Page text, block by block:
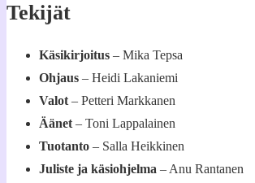
Tekijät
Käsikirjoitus – Mika Tepsa
Ohjaus – Heidi Lakaniemi
Valot – Petteri Markkanen
Äänet – Toni Lappalainen
Tuotanto – Salla Heikkinen
Juliste ja käsiohjelma – Anu Rantanen